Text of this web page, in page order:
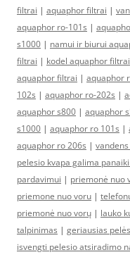
filtrai | aquaphor filtrai |
aquaphor ro-101s |
s1000 | namui ir biurui
filtrai | kodel aquaphor filtrai
aquaphor filtrai | aquaphor
102s | aquaphor ro-202s |
aquaphor s800 | aquaphor
s1000 | aquaphor ro 101s |
aquaphor ro 206s |
pelesio kvapa galima
pardavimui | priemonė nuo
priemone nuo voru |
priemonė nuo vorų | lauko
talpinimas | geriausias
isvengti pelesio atsiradimo